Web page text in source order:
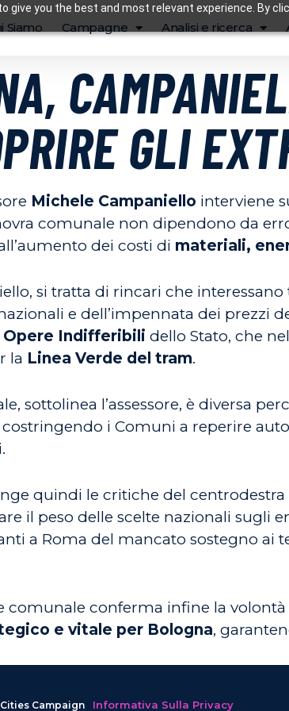
give you the best and most relevant experience. By
Siamo Campagne Analisi e ricerca
GLI
Michele Campaniello interviene
comunale non dipendono da
dei costi di materiali,
si tratta di rincari che
e dell’impennata dei prezzi
Opere Indifferibili dello Stato, che nel
la Linea Verde del tram.
sottolinea l’assessore, è diversa
i Comuni a reperire
quindi le critiche del
il peso delle scelte nazionali sugli
a Roma del mancato sostegno
comunale conferma infine la
e vitale per Bologna,
Campaign Informativa Sulla Privacy